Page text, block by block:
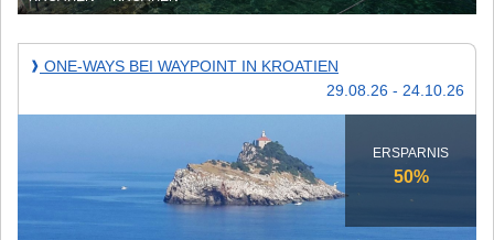
Ways
Waypoint
❱ ONE-WAYS BEI WAYPOINT IN KROATIEN
29.08.26 - 24.10.26
ERSPARNIS
50%